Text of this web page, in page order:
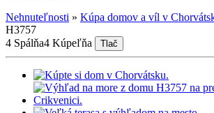
Nehnuteľnosti » Kúpa domov a víl v
H3757
4 Spálňa4 Kúpeľňa Tlač